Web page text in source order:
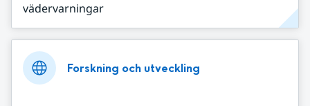
vädervarningar
Forskning och utveckling